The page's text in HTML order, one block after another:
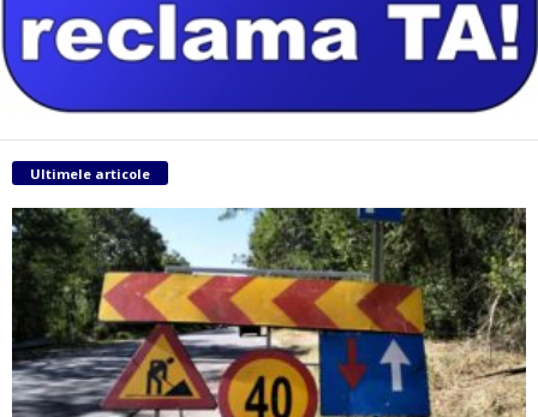
Ultimele articole